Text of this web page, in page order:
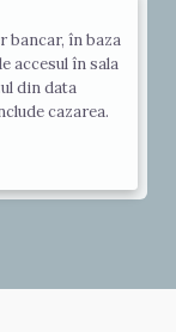
bancar, în baza
accesul în sala
din data
cazarea.